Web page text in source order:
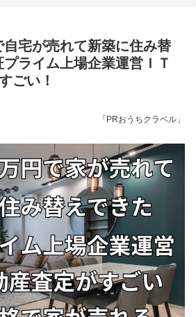
自宅が売れて新築に住み替
ライム上場企業運営ＩＴ
ごい！
「PRおうちクラベル」